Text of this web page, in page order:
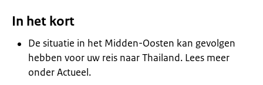
In het kort
De situatie in het Midden-Oosten kan gevolgen
hebben voor uw reis naar Thailand. Lees meer
onder Actueel.